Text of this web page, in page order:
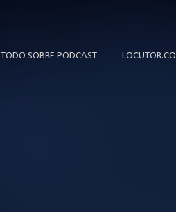
TODO SOBRE PODCAST LOCUTOR.CO